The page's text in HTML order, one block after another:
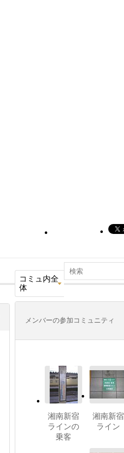
コミュ内全
体
メンバーの参加コミュニティ
湘南新宿
ラインの
乗客
湘南新宿
ライン